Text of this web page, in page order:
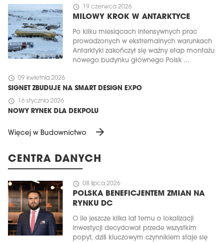
schedule 19 czerwca 2026
MILOWY KROK W ANTARKTYCE
Po kilku miesiącach intensywnych prac
prowadzonych w ekstremalnych warunkach
Antarktyki zakończył się ważny etap montażu
nowego budynku głównego Polsk ...
schedule 09 kwietnia 2026
SIGNET ZBUDUJE NA SMART DESIGN EXPO
schedule 16 stycznia 2026
NOWY RYNEK DLA DEKPOLU
Więcej w Budownictwo arrow_forward
CENTRA DANYCH
schedule 08 lipca 2026
POLSKA BENEFICJENTEM ZMIAN NA
RYNKU DC
O ile jeszcze kilka lat temu o lokalizacji
inwestycji decydował przede wszystkim
popyt, dziś kluczowym czynnikiem staje się